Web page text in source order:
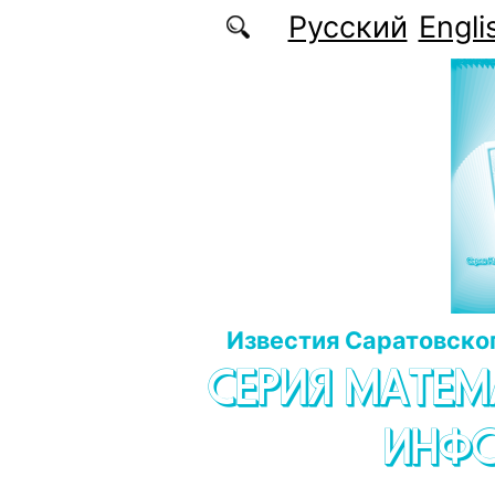
Перейти к основному содержаниюРусский
Известия
СЕРИЯ